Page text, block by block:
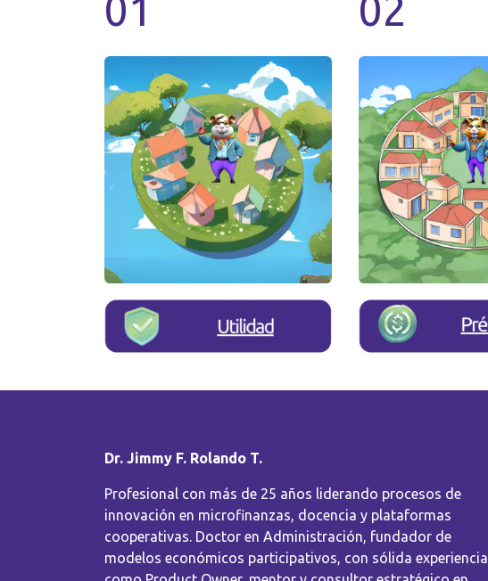
01 02
Dr. Jimmy F. Rolando T.
Profesional con más de 25 años liderando procesos de
innovación en microfinanzas, docencia y plataformas
cooperativas. Doctor en Administración, fundador de
modelos económicos participativos, con sólida experiencia